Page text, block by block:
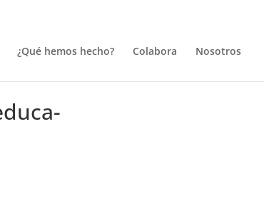
¿Qué hemos hecho? Colabora Nosotros